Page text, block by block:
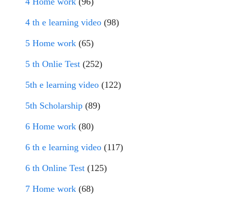
4 th e learning video (98)
5 Home work (65)
5 th Onlie Test (252)
5th e learning video (122)
5th Scholarship (89)
6 Home work (80)
6 th e learning video (117)
6 th Online Test (125)
7 Home work (68)